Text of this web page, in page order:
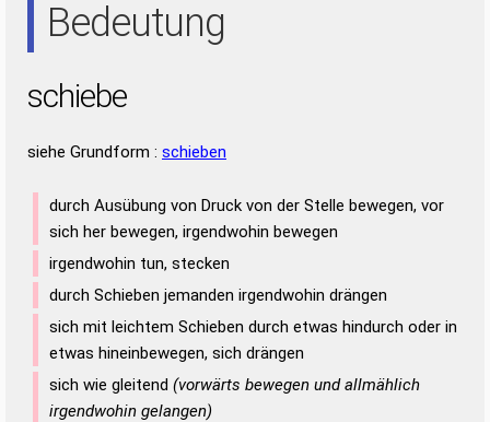
Bedeutung
schiebe
siehe Grundform : schieben
durch Ausübung von Druck von der Stelle bewegen, vor
sich her bewegen, irgendwohin bewegen
irgendwohin tun, stecken
durch Schieben jemanden irgendwohin drängen
sich mit leichtem Schieben durch etwas hindurch oder in
etwas hineinbewegen, sich drängen
sich wie gleitend (vorwärts bewegen und allmählich
irgendwohin gelangen)